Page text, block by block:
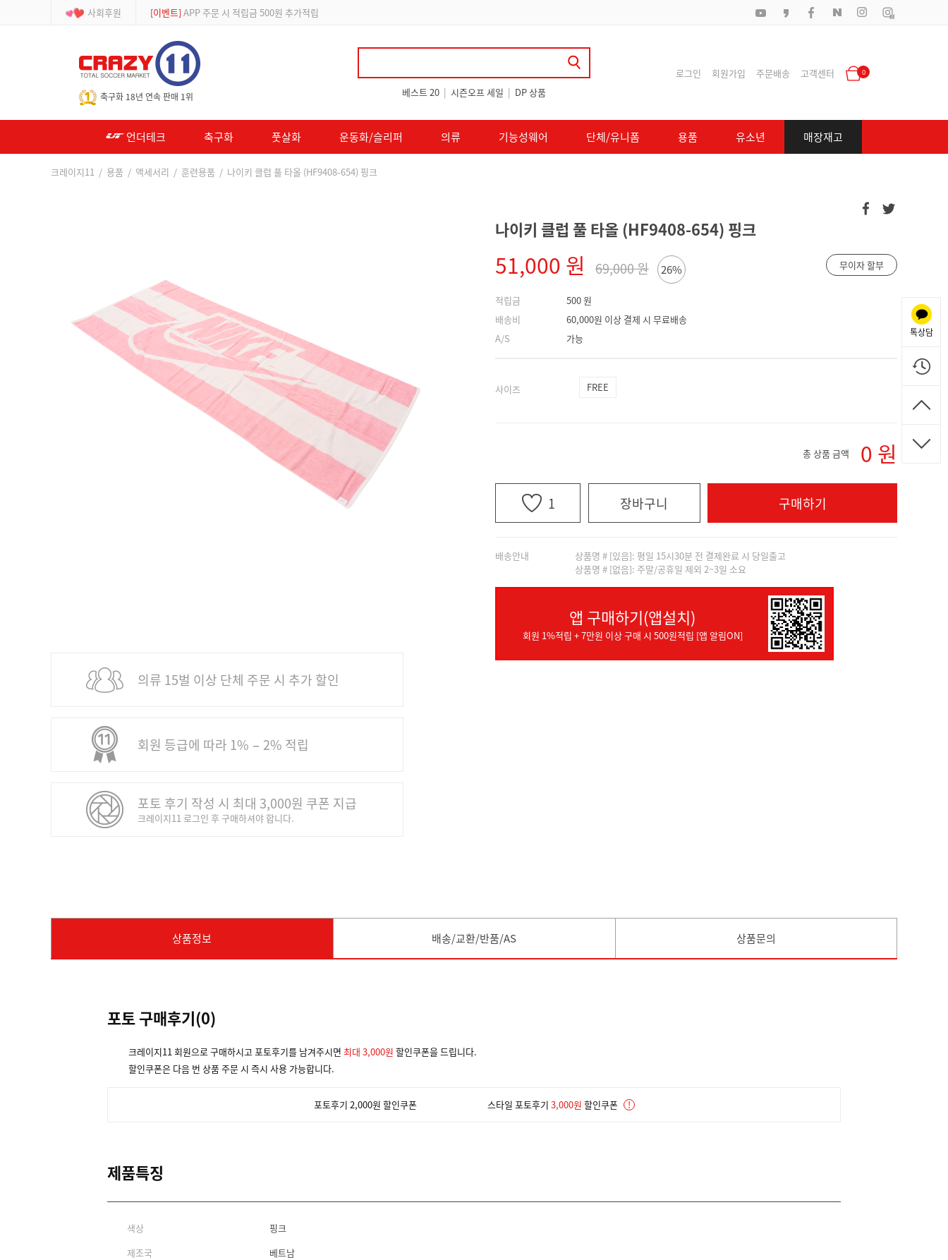
사회후원 [등급제] 회원가입 시 최대 2% 적립 및 할인 쿠폰 지급
축구화 18년 연속 판매 1위 베스트 20 | 시즌오프 세일 | DP 상품
로그인 회원가입 주문배송 고객센터 0
언더테크 축구화 풋살화 운동화/슬리퍼 의류 기능성웨어 단체/유니폼 용품 유소년 매장재고
크레이지11 / 용품 / 액세서리 / 훈련용품 / 나이키 클럽 풀 타올 (HF9408-654) 핑크
의류 15벌 이상 단체 주문 시 추가 할인
회원 등급에 따라 1% − 2% 적립
포토 후기 작성 시 최대 3,000원 쿠폰 지급
크레이지11 로그인 후 구매하셔야 합니다.
나이키 클럽 풀 타올 (HF9408-654) 핑크
51,000 원 69,000 원 26% 무이자 할부
적립금
배송비
A/S
500 원
60,000원 이상 결제 시 무료배송
가능
사이즈 FREE
총 상품 금액 0 원
1 장바구니 구매하기
배송안내
상품명 # [있음]: 평일 15시30분 전 결제완료 시 당일출고
상품명 # [없음]: 주말/공휴일 제외 2~3일 소요
앱 구매하기(앱설치)
회원 1%적립 + 7만원 이상 구매 시 500원적립 [앱 알림ON]
상품정보 배송/교환/반품/AS 상품문의
포토 구매후기(0)
크레이지11 회원으로 구매하시고 포토후기를 남겨주시면 최대 3,000원 할인쿠폰을 드립니다.
할인쿠폰은 다음 번 상품 주문 시 즉시 사용 가능합니다.
포토후기 2,000원 할인쿠폰 스타일 포토후기 3,000원 할인쿠폰 !
제품특징
색상
핑크
제조국
베트남
톡상담